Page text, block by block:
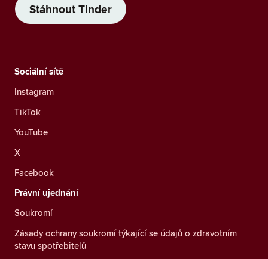
Stáhnout Tinder
Sociální sítě
Instagram
TikTok
YouTube
X
Facebook
Právní ujednání
Soukromí
Zásady ochrany soukromí týkající se údajů o zdravotním
stavu spotřebitelů